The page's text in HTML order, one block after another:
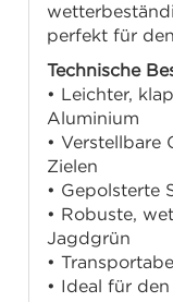
perfekt für
Technische
• Leichter,
Aluminium
• Verstellbare
Zielen
• Gepolsterte
• Robuste,
Jagdgrün
•
• Ideal für